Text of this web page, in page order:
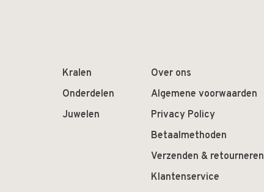
Kralen
Onderdelen
Juwelen
Over ons
Algemene voorwaarden
Privacy Policy
Betaalmethoden
Verzenden & retourneren
Klantenservice